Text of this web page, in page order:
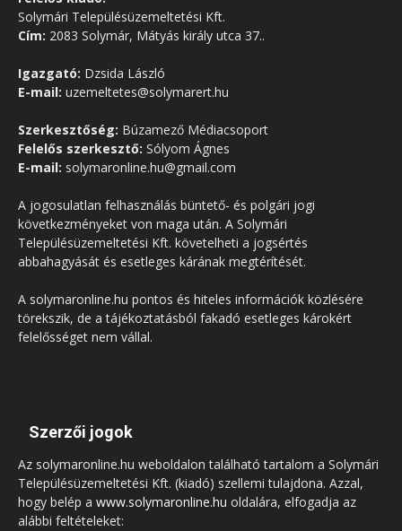
Solymári Településüzemeltetési Kft.
Cím: 2083 Solymár, Mátyás király utca 37..
Igazgató: Dzsida László
E-mail: uzemeltetes@solymarert.hu
Szerkesztőség: Búzamező Médiacsoport
Felelős szerkesztő: Sólyom Ágnes
E-mail: solymaronline.hu@gmail.com
A jogosulatlan felhasználás büntető- és polgári jogi
következményeket von maga után. A Solymári
Településüzemeltetési Kft. követelheti a jogsértés
abbahagyását és esetleges kárának megtérítését.
A solymaronline.hu pontos és hiteles információk közlésére
törekszik, de a tájékoztatásból fakadó esetleges károkért
felelősséget nem vállal.
Szerzői jogok
Az solymaronline.hu weboldalon található tartalom a Solymári
Településüzemeltetési Kft. (kiadó) szellemi tulajdona. Azzal,
hogy belép a www.solymaronline.hu oldalára, elfogadja az
alábbi feltételeket: